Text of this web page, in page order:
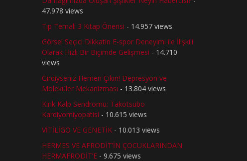
47.978 views
Tıp Temalı 3 Kitap Önerisi - 14.957 views
Görsel Seçici Dikkatin E-spor Deneyimi ile İlişkili
Olarak Hızlı Bir Biçimde Gelişmesi - 14.710
views
Girdiyseniz Hemen Çıkın! Depresyon ve
Moleküler Mekanizması - 13.804 views
Kırık Kalp Sendromu: Takotsubo
Kardiyomiyopatisi - 10.615 views
VİTİLİGO VE GENETİK - 10.013 views
HERMES VE AFRODİT’İN ÇOCUKLARINDAN
HERMAFRODİT’E - 9.675 views